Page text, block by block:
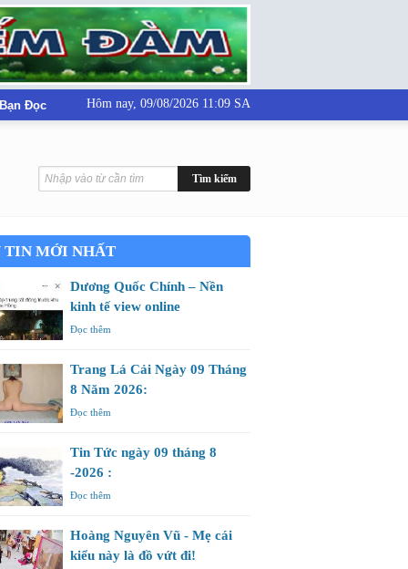
Đọc Hôm nay, 09/08/2026 11:09 SA
TIN MỚI NHẤT
Dương Quốc Chính – Nền
kinh tế view online
Đọc thêm
Trang Lá Cải Ngày 09 Tháng
8 Năm 2026:
Đọc thêm
Tin Tức ngày 09 tháng 8
-2026 :
Đọc thêm
Hoàng Nguyên Vũ - Mẹ cái
kiểu này là đồ vứt đi!